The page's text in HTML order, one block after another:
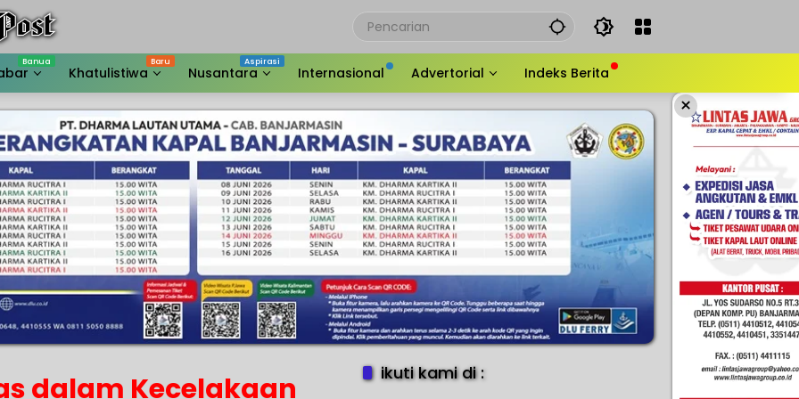
Khatulistiwa Nusantara Internasional Advertorial Indeks Berita
×
dalam Kecelakaan
ikuti kami di :